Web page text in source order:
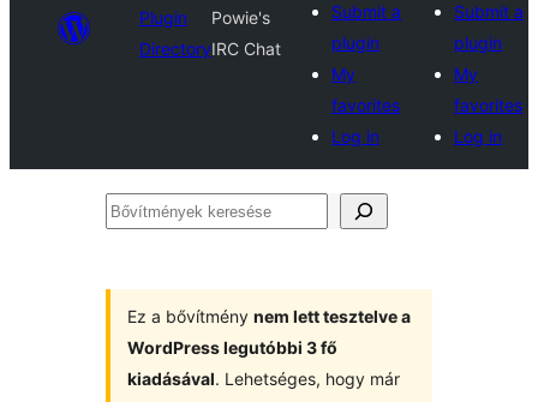
Plugin
Directory
Powie's
IRC Chat
Submit a
plugin
My
favorites
Log in
Submit a
plugin
My
favorites
Log in
Bővítmények
Ez a bővítmény nem lett tesztelve a
WordPress legutóbbi 3 fő
kiadásával. Lehetséges, hogy már